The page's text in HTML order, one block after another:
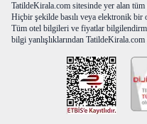
TatildeKirala.com sitesinde yer alan
Hiçbir şekilde basılı veya elektronik bir
Tüm otel bilgileri ve fiyatlar
bilgi yanlışlıklarından